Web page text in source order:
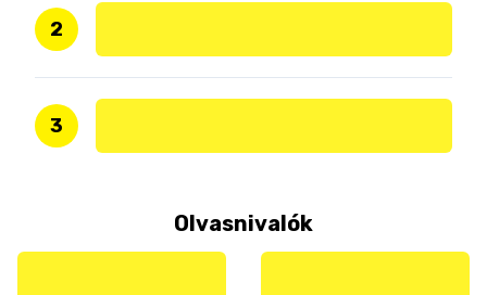
2
3
Olvasnivalók